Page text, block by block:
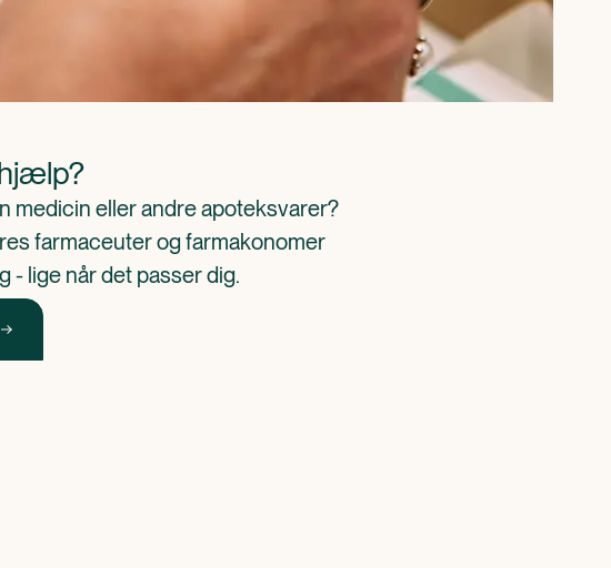
medicin eller andre apoteksvarer?
farmaceuter og farmakonomer
- lige når det passer dig.